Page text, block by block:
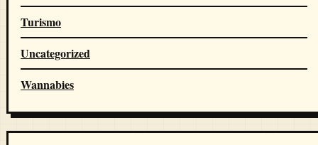
Turismo
Uncategorized
Wannabies